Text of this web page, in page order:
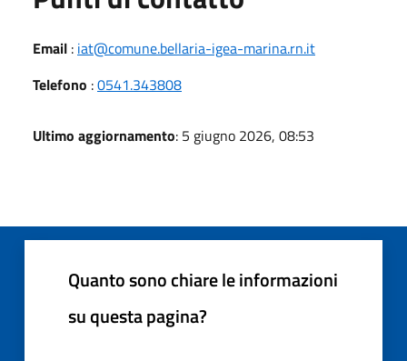
Email : iat@comune.bellaria-igea-marina.rn.it
Telefono :0541.343808
Ultimo aggiornamento: 5 giugno 2026, 08:53
Quanto sono chiare le informazioni
su questa pagina?